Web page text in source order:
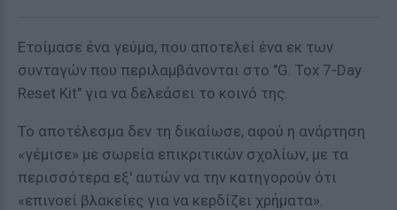
Ετοίμασε ένα γεύμα, που αποτελεί ένα εκ των
συνταγών που περιλαμβάνονται στο "G. Tox 7-Day
Reset Kit" για να δελεάσει το κοινό της.
Το αποτέλεσμα δεν τη δικαίωσε, αφού η ανάρτηση
«γέμισε» με σωρεία επικριτικών σχολίων, με τα
περισσότερα εξ' αυτών να την κατηγορούν ότι
«επινοεί βλακείες για να κερδίζει χρήματα».